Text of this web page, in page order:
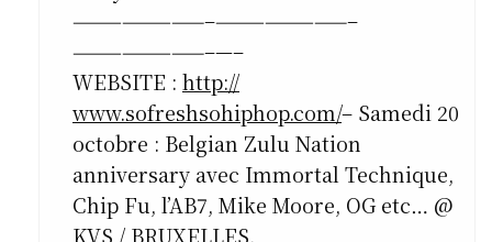
————————–————————–
————————–—–
WEBSITE : http://
www.sofreshsohiphop.com/– Samedi 20
octobre : Belgian Zulu Nation
anniversary avec Immortal Technique,
Chip Fu, l’AB7, Mike Moore, OG etc… @
KVS / BRUXELLES.